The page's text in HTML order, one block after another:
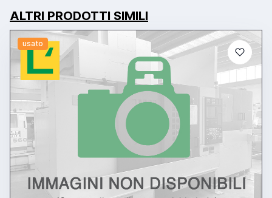
ALTRI PRODOTTI SIMILI
usato